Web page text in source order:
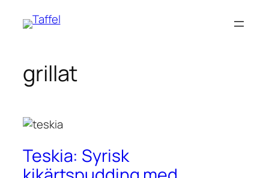
Hoppa
grillat
Teskia: Syrisk